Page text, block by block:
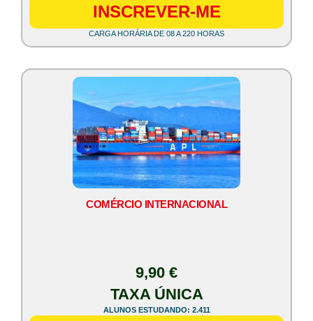
INSCREVER-ME
CARGA HORÁRIA DE 08 A 220 HORAS
COMÉRCIO INTERNACIONAL
9,90 €
TAXA ÚNICA
ALUNOS ESTUDANDO: 2.411